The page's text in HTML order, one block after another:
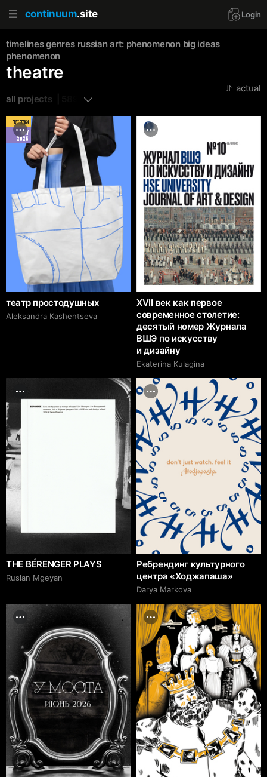
continuum.site Login
timelines genres russian art: phenomenon big ideas
phenomenon
theatre
all projects  | 589
actual
BEST DESIGN
MAY
2026
театр простодушных
Aleksandra Kashentseva
XVII век как первое
современное столетие:
десятый номер Журнала
ВШЭ по искусству
и дизайну
Ekaterina Kulagina
THE BÉRENGER PLAYS
Ruslan Mgeyan
Ребрендинг культурного
центра «Ходжапаша»
Darya Markova